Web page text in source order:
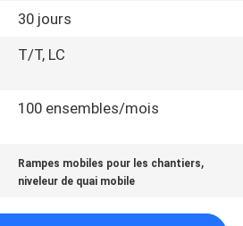
30 jours
T/T, LC
100 ensembles/mois
Rampes mobiles pour les chantiers,
niveleur de quai mobile